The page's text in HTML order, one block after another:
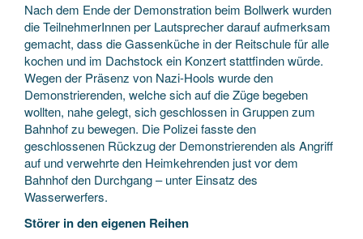
Nach dem Ende der Demonstration beim Bollwerk wurden
die TeilnehmerInnen per Lautsprecher darauf aufmerksam
gemacht, dass die Gassenküche in der Reitschule für alle
kochen und im Dachstock ein Konzert stattfinden würde.
Wegen der Präsenz von Nazi-Hools wurde den
Demonstrierenden, welche sich auf die Züge begeben
wollten, nahe gelegt, sich geschlossen in Gruppen zum
Bahnhof zu bewegen. Die Polizei fasste den
geschlossenen Rückzug der Demonstrierenden als Angriff
auf und verwehrte den Heimkehrenden just vor dem
Bahnhof den Durchgang – unter Einsatz des
Wasserwerfers.
Störer in den eigenen Reihen